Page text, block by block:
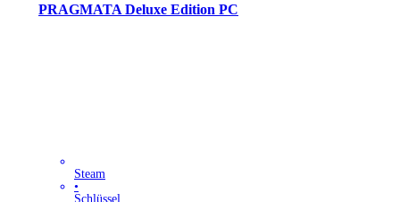
PRAGMATA Deluxe Edition PC
Steam
•
Schlüssel